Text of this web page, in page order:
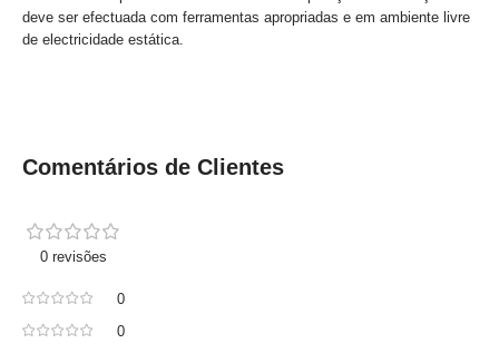
deve ser efectuada com ferramentas apropriadas e em ambiente livre
de electricidade estática.
Comentários de Clientes
0 revisões
0
0